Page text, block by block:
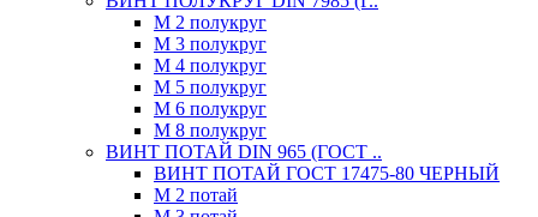
М 2 полукруг
М 3 полукруг
М 4 полукруг
М 5 полукруг
М 6 полукруг
М 8 полукруг
ВИНТ ПОТАЙ DIN 965 (ГОСТ ..
ВИНТ ПОТАЙ ГОСТ 17475-80 ЧЕРНЫЙ
М 2 потай